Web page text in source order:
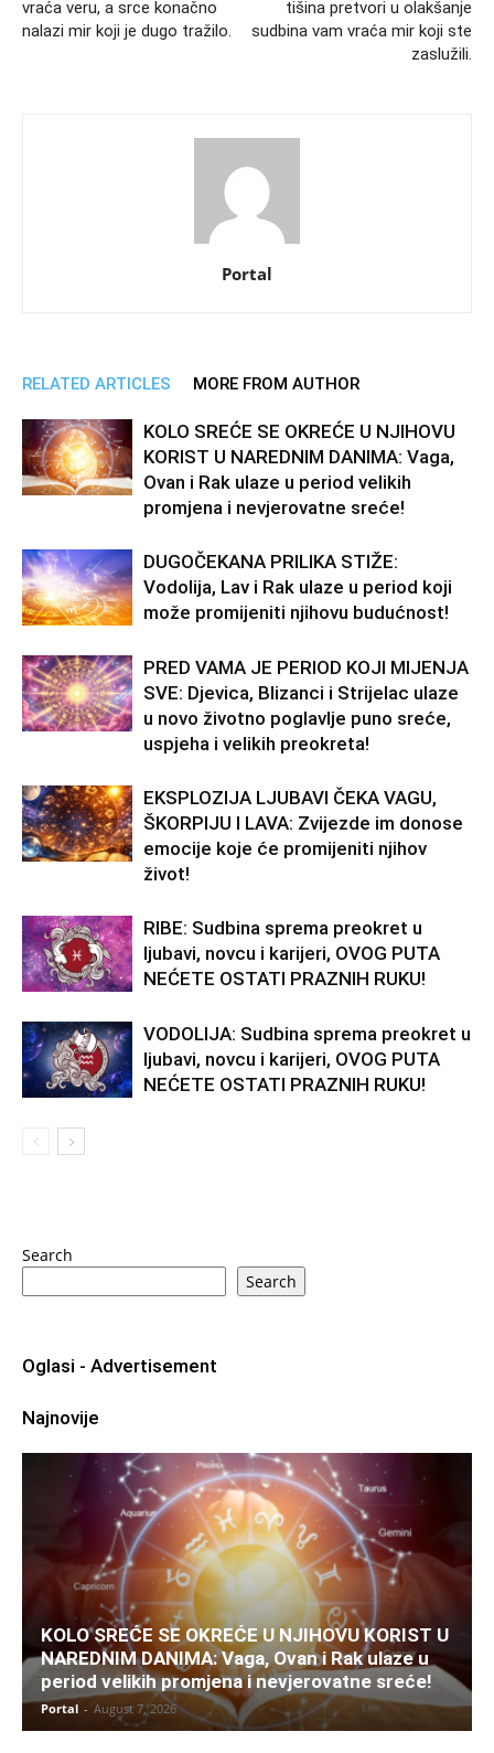
vraća veru, a srce konačno
nalazi mir koji je dugo tražilo.
tišina pretvori u olakšanje
sudbina vam vraća mir koji ste
zaslužili.
Portal
RELATED ARTICLES MORE FROM AUTHOR
KOLO SREĆE SE OKREĆE U NJIHOVU
KORIST U NAREDNIM DANIMA: Vaga,
Ovan i Rak ulaze u period velikih
promjena i nevjerovatne sreće!
DUGOČEKANA PRILIKA STIŽE:
Vodolija, Lav i Rak ulaze u period koji
može promijeniti njihovu budućnost!
PRED VAMA JE PERIOD KOJI MIJENJA
SVE: Djevica, Blizanci i Strijelac ulaze
u novo životno poglavlje puno sreće,
uspjeha i velikih preokreta!
EKSPLOZIJA LJUBAVI ČEKA VAGU,
ŠKORPIJU I LAVA: Zvijezde im donose
emocije koje će promijeniti njihov
život!
RIBE: Sudbina sprema preokret u
ljubavi, novcu i karijeri, OVOG PUTA
NEĆETE OSTATI PRAZNIH RUKU!
VODOLIJA: Sudbina sprema preokret u
ljubavi, novcu i karijeri, OVOG PUTA
NEĆETE OSTATI PRAZNIH RUKU!
Search
Search
Oglasi - Advertisement
Najnovije
KOLO SREĆE SE OKREĆE U NJIHOVU KORIST U
NAREDNIM DANIMA: Vaga, Ovan i Rak ulaze u
period velikih promjena i nevjerovatne sreće!
Portal - August 7, 2026